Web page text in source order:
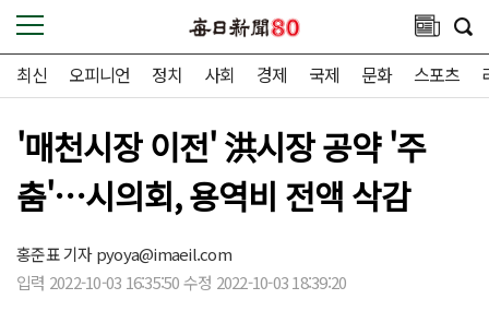
최신 오피니언 정치 사회 경제 국제 문화 스포츠
'매천시장 이전' 洪시장 공약 '주
춤'…시의회, 용역비 전액 삭감
홍준표 기자pyoya@imaeil.com
입력 2022-10-03 16:35:50 수정 2022-10-03 18:39:20